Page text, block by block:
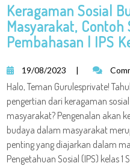
Keragaman Sosial
Masyarakat, Contoh
Pembahasan | IPS
19/08/2023 |
Halo, Teman Gurulesprivate!
pengertian dari keragaman
masyarakat? Pengenalan akan
budaya dalam masyarakat
penting yang diajarkan dalam
Pengetahuan Sosial (IPS) kelas 1